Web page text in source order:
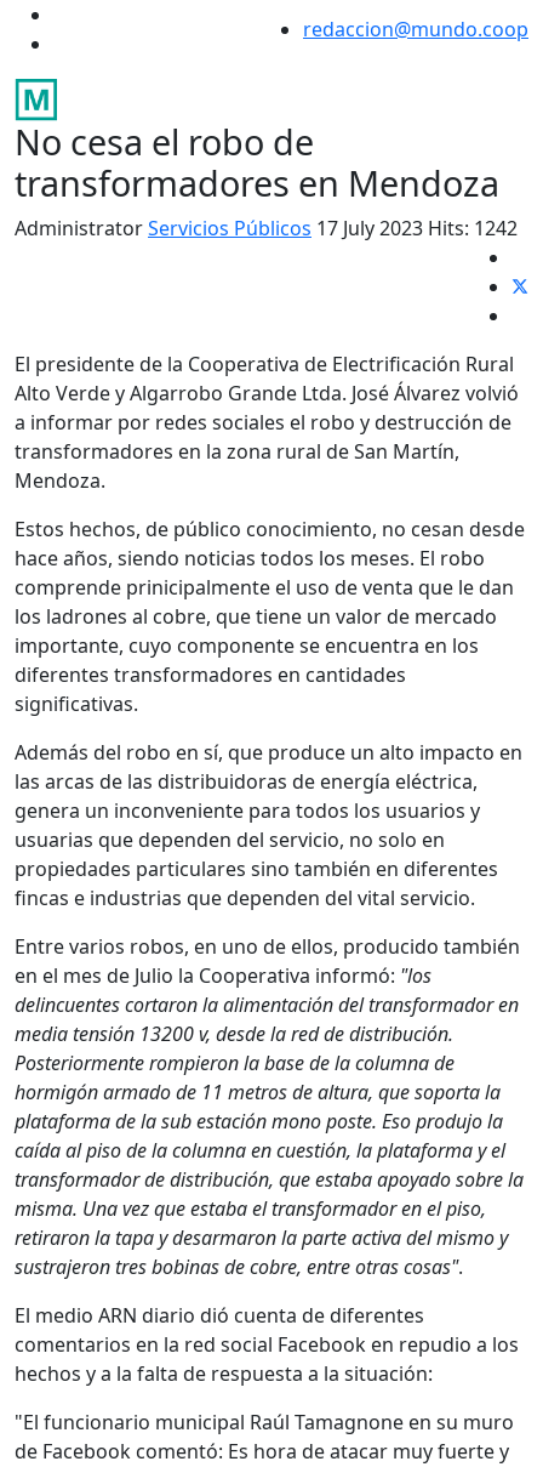
redaccion@mundo.coop
No cesa el robo de
transformadores en Mendoza
AdministratorServicios Públicos 17 July 2023 Hits: 1242
El presidente de la Cooperativa de Electrificación Rural
Alto Verde y Algarrobo Grande Ltda. José Álvarez volvió
a informar por redes sociales el robo y destrucción de
transformadores en la zona rural de San Martín,
Mendoza.
Estos hechos, de público conocimiento, no cesan desde
hace años, siendo noticias todos los meses. El robo
comprende prinicipalmente el uso de venta que le dan
los ladrones al cobre, que tiene un valor de mercado
importante, cuyo componente se encuentra en los
diferentes transformadores en cantidades
significativas.
Además del robo en sí, que produce un alto impacto en
las arcas de las distribuidoras de energía eléctrica,
genera un inconveniente para todos los usuarios y
usuarias que dependen del servicio, no solo en
propiedades particulares sino también en diferentes
fincas e industrias que dependen del vital servicio.
Entre varios robos, en uno de ellos, producido también
en el mes de Julio la Cooperativa informó: "los
delincuentes cortaron la alimentación del transformador en
media tensión 13200 v, desde la red de distribución.
Posteriormente rompieron la base de la columna de
hormigón armado de 11 metros de altura, que soporta la
plataforma de la sub estación mono poste. Eso produjo la
caída al piso de la columna en cuestión, la plataforma y el
transformador de distribución, que estaba apoyado sobre la
misma. Una vez que estaba el transformador en el piso,
retiraron la tapa y desarmaron la parte activa del mismo y
sustrajeron tres bobinas de cobre, entre otras cosas".
El medio ARN diario dió cuenta de diferentes
comentarios en la red social Facebook en repudio a los
hechos y a la falta de respuesta a la situación:
"El funcionario municipal Raúl Tamagnone en su muro
de Facebook comentó: Es hora de atacar muy fuerte y